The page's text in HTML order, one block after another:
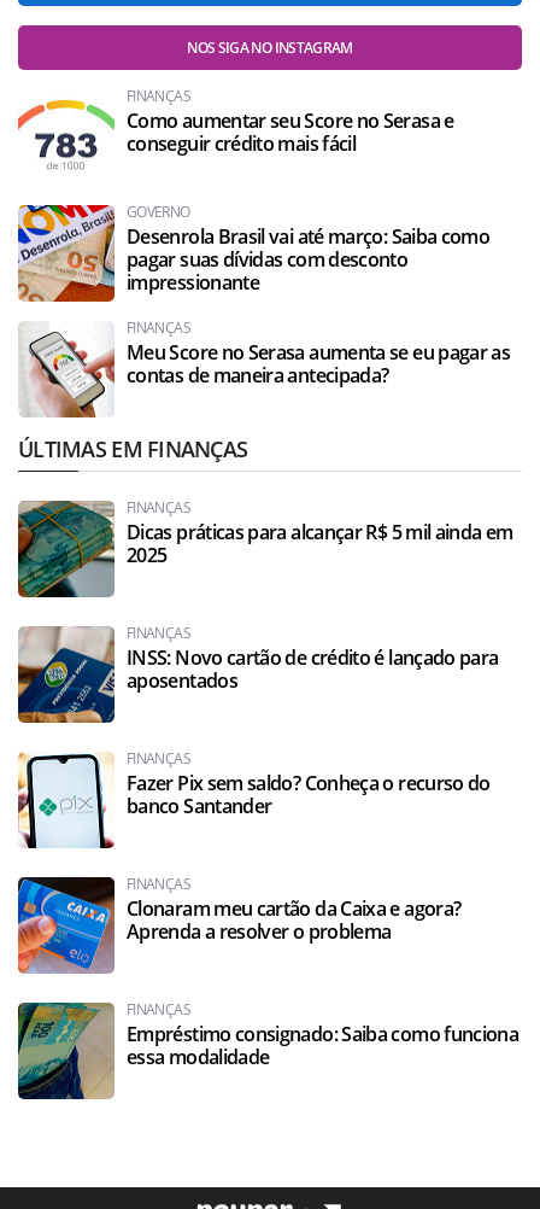
NOS SIGA NO INSTAGRAM
FINANÇAS
Como aumentar seu Score no Serasa e
conseguir crédito mais fácil
GOVERNO
Desenrola Brasil vai até março: Saiba como
pagar suas dívidas com desconto
impressionante
FINANÇAS
Meu Score no Serasa aumenta se eu pagar as
contas de maneira antecipada?
ÚLTIMAS EM FINANÇAS
FINANÇAS
Dicas práticas para alcançar R$ 5 mil ainda em
2025
FINANÇAS
INSS: Novo cartão de crédito é lançado para
aposentados
FINANÇAS
Fazer Pix sem saldo? Conheça o recurso do
banco Santander
FINANÇAS
Clonaram meu cartão da Caixa e agora?
Aprenda a resolver o problema
FINANÇAS
Empréstimo consignado: Saiba como funciona
essa modalidade